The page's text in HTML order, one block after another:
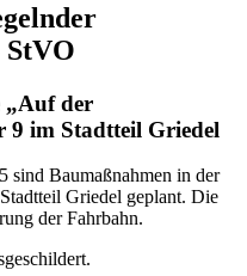
StVO
„Auf der
9 im Stadtteil Griedel
sind Baumaßnahmen in der
Griedel geplant. Die
der Fahrbahn.